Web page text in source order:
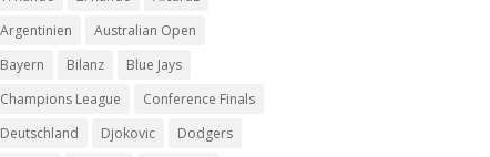
Argentinien
Australian Open
Bayern
Bilanz
Blue Jays
Champions League
Conference Finals
Deutschland
Djokovic
Dodgers